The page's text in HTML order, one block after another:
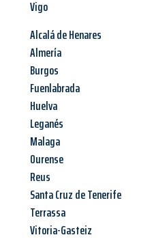
Vigo
Alcalá de Henares
Almería
Burgos
Fuenlabrada
Huelva
Leganés
Malaga
Ourense
Reus
Santa Cruz de Tenerife
Terrassa
Vitoria-Gasteiz